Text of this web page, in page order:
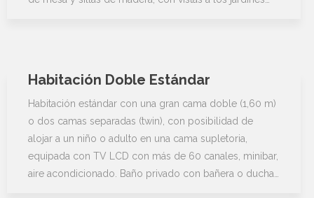
Habitación Doble Estándar
Habitación estándar con una gran cama doble (1,60 m)
o dos camas separadas (twin), con posibilidad de
alojar a un niño o adulto en una cama supletoria,
equipada con TV LCD con más de 60 canales, minibar,
aire acondicionado. Baño privado con bañera o ducha…